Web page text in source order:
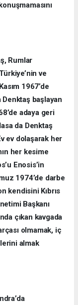
Rumlar
ve
1967’de
Denktaş başlayan
adaya geri
da Denktaş
ev dolaşarak her
her kesime
Enosis’in
1974’de darbe
kendisini Kıbrıs
Başkanı
çıkan kavgada
olmamak, iç
almak